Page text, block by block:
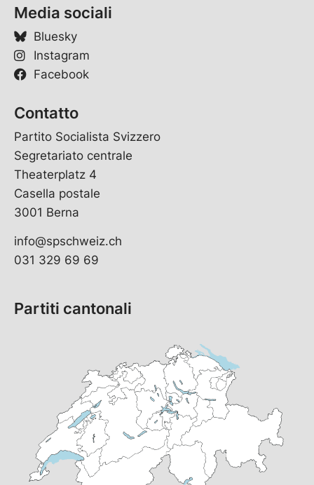
Media sociali
Bluesky
Instagram
Facebook
Contatto
Partito Socialista Svizzero
Segretariato centrale
Theaterplatz 4
Casella postale
3001 Berna
info@spschweiz.ch
031 329 69 69
Partiti cantonali